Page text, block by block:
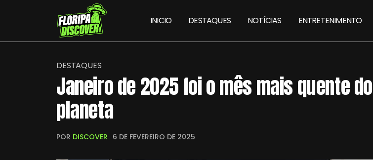
INICIO DESTAQUES NOTÍCIAS ENTRETENIMENTO
DESTAQUES
Janeiro de 2025 foi o mês mais quente do
planeta
POR DISCOVER 6 DE FEVEREIRO DE 2025